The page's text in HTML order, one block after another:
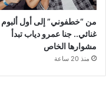
من “خطفوني” إلى أول ألبوم
غنائي.. جنا عمرو دياب تبدأ
مشوارها الخاص
منذ 20 ساعة